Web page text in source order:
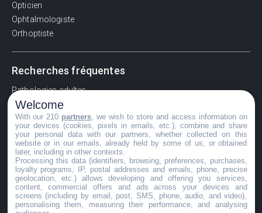
Opticien
Ophtalmologiste
Orthoptiste
Recherches fréquentes
Pathologies adultes
Signes d'une urgence ophtalmologique
La vision
Acuité visuelle
Myosis / mydriase
Œdème oculaire
©GuideVue2024
Welcome
With our 210 partners , we wish to store and access information on
your devices (cookies, pixels in emails, etc.), combine and share
your personal data with our partners, whether collected on this
website or in our emails, already held by some of us, or obtained
later, including in other contexts.
Processing this data (identifiers, browsing, preferences, purchases,
loyalty programs, IP, postal addresses and emails, phone, precise
geolocation, etc.) allows developing and offering you services,
content, commercial offers and ads across your devices and
screens (including by email, post, SMS, phone, audio, and video),
personalising them, measuring their performance, and analysing